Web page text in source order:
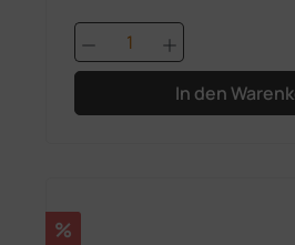
Produkt Anzahl:
In den
Rabatt
%